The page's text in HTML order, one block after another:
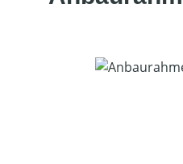
Bildergalerie